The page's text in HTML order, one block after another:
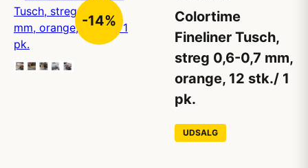
-14%
Colortime
Fineliner Tusch,
streg 0,6-0,7 mm,
orange, 12 stk./ 1
pk.
UDSALG